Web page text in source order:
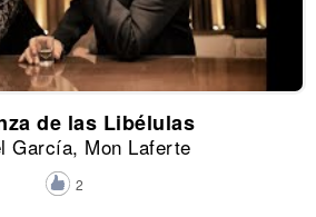
de las Libélulas
García, Mon Laferte
2